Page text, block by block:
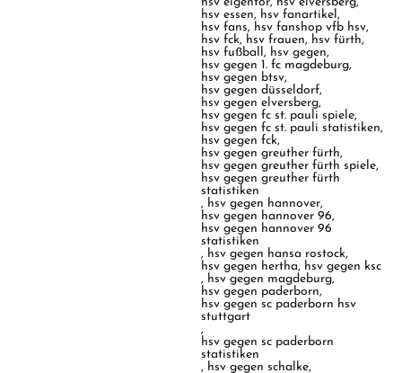
hsv essen, hsv fanartikel,
hsv fans, hsv fanshop vfb hsv,
hsv fck, hsv frauen, hsv fürth,
hsv fußball, hsv gegen,
hsv gegen 1. fc magdeburg,
hsv gegen btsv,
hsv gegen düsseldorf,
hsv gegen elversberg,
hsv gegen fc st. pauli spiele,
hsv gegen fc st. pauli statistiken,
hsv gegen fck,
hsv gegen greuther fürth,
hsv gegen greuther fürth spiele,
hsv gegen greuther fürth
statistiken
, hsv gegen hannover,
hsv gegen hannover 96,
hsv gegen hannover 96
statistiken
, hsv gegen hansa rostock,
hsv gegen hertha, hsv gegen ksc
, hsv gegen magdeburg,
hsv gegen paderborn,
hsv gegen sc paderborn hsv
stuttgart
,
hsv gegen sc paderborn
statistiken
, hsv gegen schalke,